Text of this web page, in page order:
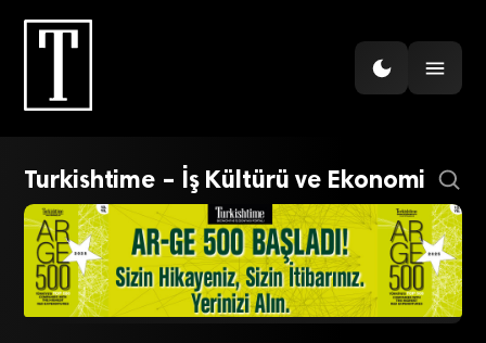
Turkishtime – İş Kültürü ve Ekonomi